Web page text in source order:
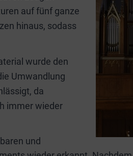
auf fünf ganze
hinaus, sodass
wurde den
Umwandlung
da
immer wieder
und